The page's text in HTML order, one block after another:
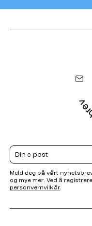
Email
Meld deg på vårt
og mye mer. Ved å
personvernvilkår.